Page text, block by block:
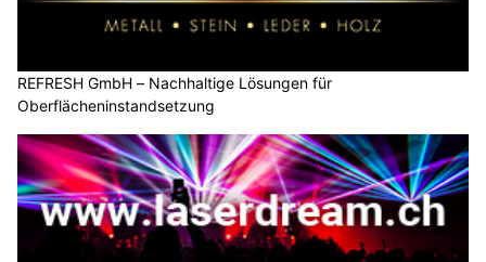
REFRESH GmbH – Nachhaltige Lösungen für
Oberflächeninstandsetzung